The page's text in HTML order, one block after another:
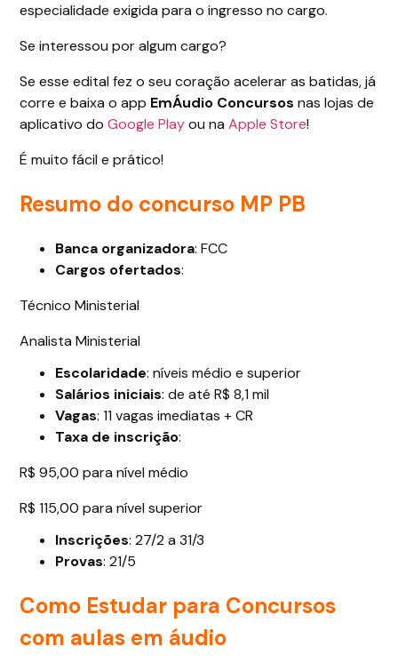
especialidade exigida para o ingresso no cargo.
Se interessou por algum cargo?
Se esse edital fez o seu coração acelerar as batidas, já
corre e baixa o app EmÁudio Concursos nas lojas de
aplicativo doGoogle Playou naApple Store!
É muito fácil e prático!
Resumo do concurso MP PB
Banca organizadora: FCC
Cargos ofertados:
Técnico Ministerial
Analista Ministerial
Escolaridade: níveis médio e superior
Salários iniciais: de até R$ 8,1 mil
Vagas: 11 vagas imediatas + CR
Taxa de inscrição:
R$ 95,00 para nível médio
R$ 115,00 para nível superior
Inscrições: 27/2 a 31/3
Provas: 21/5
Como Estudar para Concursos
com aulas em áudio